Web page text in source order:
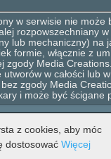
w serwisie nie może
rozpowszechniany
lub mechaniczny) na
formie, włącznie z
zgody Media
w całości lub
zgody Media
i może być ścigane
Wszelkie prawa
Lifestyle
z cookies, aby móc
dostosować Więcej